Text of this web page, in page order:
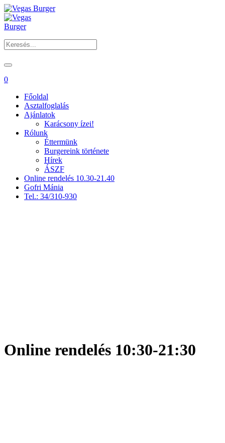
0
Főoldal
Asztalfoglalás
Ajánlatok
Karácsony ízei!
Rólunk
Éttermünk
Burgereink története
Hírek
ÁSZF
Online rendelés 10.30-21.40
Gofri Mánia
Tel.: 34/310-930
Online rendelés 10:30-21:30